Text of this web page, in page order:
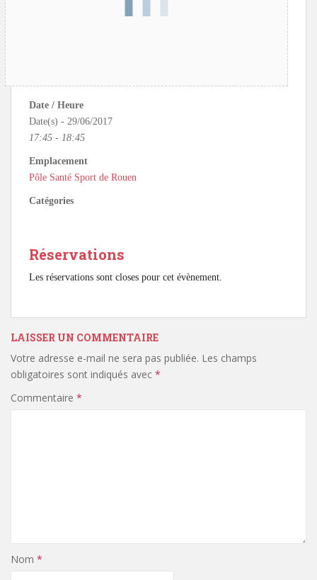
Date / Heure
Date(s) - 29/06/2017
17:45 - 18:45
Emplacement
Pôle Santé Sport de Rouen
Catégories
Réservations
Les réservations sont closes pour cet évènement.
LAISSER UN COMMENTAIRE
Votre adresse e-mail ne sera pas publiée. Les champs
obligatoires sont indiqués avec *
Commentaire *
Nom *